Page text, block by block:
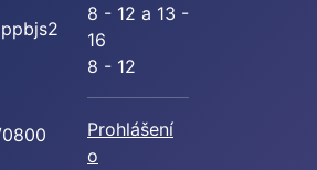
8 - 12 a 13 -
16
8 - 12
Prohlášení
o